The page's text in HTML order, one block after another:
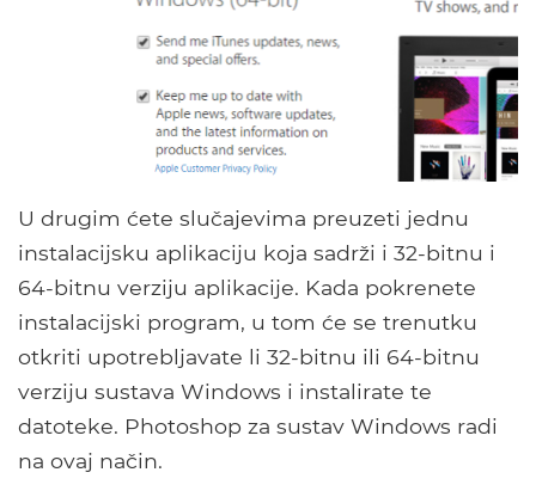
U drugim ćete slučajevima preuzeti jednu
instalacijsku aplikaciju koja sadrži i 32-bitnu i
64-bitnu verziju aplikacije. Kada pokrenete
instalacijski program, u tom će se trenutku
otkriti upotrebljavate li 32-bitnu ili 64-bitnu
verziju sustava Windows i instalirate te
datoteke. Photoshop za sustav Windows radi
na ovaj način.